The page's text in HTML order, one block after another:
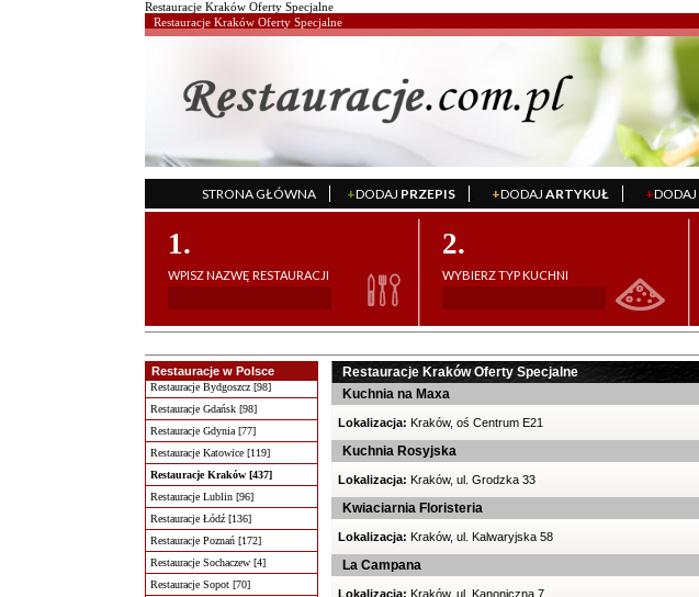
Restauracje Kraków Oferty Specjalne
Restauracje Kraków Oferty Specjalne
STRONA GŁÓWNA +DODAJ PRZEPIS +DODAJ ARTYKUŁ +DODAJ
1.
WPISZ NAZWĘ RESTAURACJI
2.
WYBIERZ TYP KUCHNI
Restauracje w Polsce
Restauracje Bydgoszcz [98]
Restauracje Gdańsk [98]
Restauracje Gdynia [77]
Restauracje Katowice [119]
Restauracje Kraków [437]
Restauracje Lublin [96]
Restauracje Łódź [136]
Restauracje Poznań [172]
Restauracje Sochaczew [4]
Restauracje Sopot [70]
Restauracje Kraków Oferty Specjalne
Kuchnia na Maxa
Lokalizacja: Kraków, oś Centrum E21
Kuchnia Rosyjska
Lokalizacja: Kraków, ul. Grodzka 33
Kwiaciarnia Floristeria
Lokalizacja: Kraków, ul. Kalwaryjska 58
La Campana
Lokalizacja: Kraków, ul. Kanoniczna 7